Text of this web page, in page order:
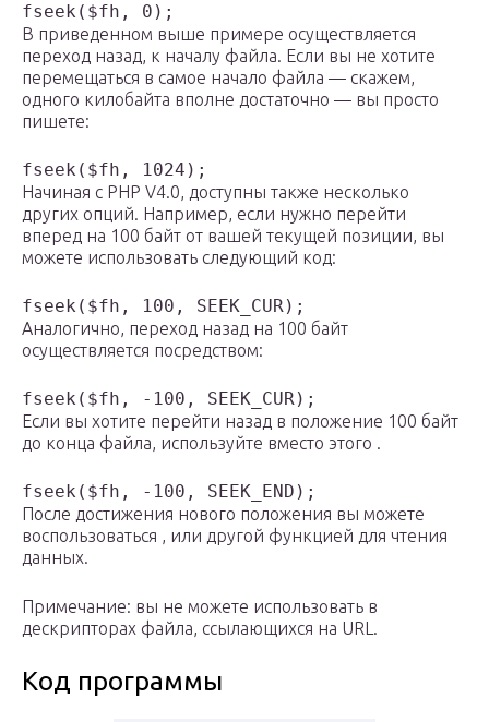
fseek($fh, 0);
В приведенном выше примере осуществляется
переход назад, к началу файла. Если вы не хотите
перемещаться в самое начало файла — скажем,
одного килобайта вполне достаточно — вы просто
пишете:
fseek($fh, 1024);
Начиная с PHP V4.0, доступны также несколько
других опций. Например, если нужно перейти
вперед на 100 байт от вашей текущей позиции, вы
можете использовать следующий код:
fseek($fh, 100, SEEK_CUR);
Аналогично, переход назад на 100 байт
осуществляется посредством:
fseek($fh, -100, SEEK_CUR);
Если вы хотите перейти назад в положение 100 байт
до конца файла, используйте вместо этого .
fseek($fh, -100, SEEK_END);
После достижения нового положения вы можете
воспользоваться , или другой функцией для чтения
данных.
Примечание: вы не можете использовать в
дескрипторах файла, ссылающихся на URL.
Код программы